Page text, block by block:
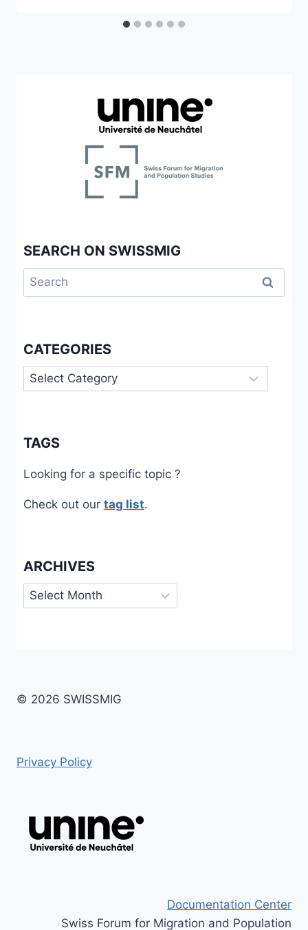
SEARCH ON SWISSMIG
Search
for:
CATEGORIES
Categories
TAGS
Looking for a specific topic ?
Check out our tag list.
ARCHIVES
Archives
© 2026 SWISSMIG
Privacy Policy
Documentation Center
Swiss Forum for Migration and Population